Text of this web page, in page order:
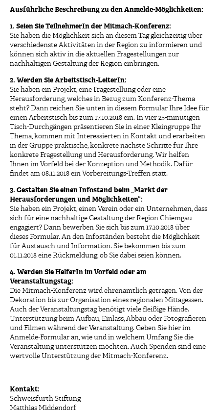
Ausführliche Beschreibung zu den Anmelde-Möglichkeiten:
1. Seien Sie TeilnehmerIn der Mitmach-Konferenz:
Sie haben die Möglichkeit sich an diesem Tag gleichzeitig über
verschiedenste Aktivitäten in der Region zu informieren und
können sich aktiv in die aktuellen Fragestellungen zur
nachhaltigen Gestaltung der Region einbringen.
2. Werden Sie Arbeitstisch-LeiterIn:
Sie haben ein Projekt, eine Fragestellung oder eine
Herausforderung, welches in Bezug zum Konferenz-Thema
steht? Dann reichen Sie unten in diesem Formular Ihre Idee für
einen Arbeitstisch bis zum 17.10.2018 ein. In vier 25-minütigen
Tisch-Durchgängen präsentieren Sie in einer Kleingruppe Ihr
Thema, kommen mit Interessierten in Kontakt und erarbeiten
in der Gruppe praktische, konkrete nächste Schritte für Ihre
konkrete Fragestellung und Herausforderung. Wir helfen
Ihnen im Vorfeld bei der Konzeption und Methodik. Dafür
findet am 08.11.2018 ein Vorbereitungs-Treffen statt.
3. Gestalten Sie einen Infostand beim „Markt der
Herausforderungen und Möglichkeiten“:
Sie haben ein Projekt, einen Verein oder ein Unternehmen, dass
sich für eine nachhaltige Gestaltung der Region Chiemgau
engagiert? Dann bewerben Sie sich bis zum 17.10.2018 über
dieses Formular. An den Infoständen besteht die Möglichkeit
für Austausch und Information. Sie bekommen bis zum
01.11.2018 eine Rückmeldung, ob Sie dabei seien können.
4. Werden Sie HelferIn im Vorfeld oder am
Veranstaltungstag:
Die Mitmach-Konferenz wird ehrenamtlich getragen. Von der
Dekoration bis zur Organisation eines regionalen Mittagessen.
Auch der Veranstaltungstag benötigt viele fleißige Hände.
Unterstützung beim Aufbau, Einlass, Abbau oder Fotografieren
und Filmen während der Veranstaltung. Geben Sie hier im
Anmelde-Formular an, wie und in welchem Umfang Sie die
Veranstaltung unterstützen möchten. Auch Spenden sind eine
wertvolle Unterstützung der Mitmach-Konferenz.
Kontakt:
Schweisfurth Stiftung
Matthias Middendorf